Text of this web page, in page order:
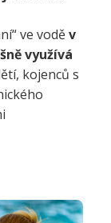
ve voděv
využívá
kojenců s